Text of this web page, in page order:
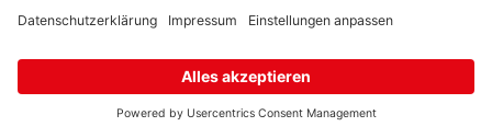
Karte